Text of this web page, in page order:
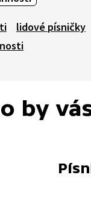
lidové písničky
by